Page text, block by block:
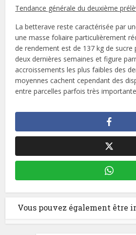
Tendance générale du deuxième
La betterave reste caractérisée par
une masse foliaire particulièrement
de rendement est de 137 kg de sucre
deux dernières semaines et figure
accroissements les plus faibles des
moyennes cachent cependant des
entre parcelles parfois très
Vous pouvez également être